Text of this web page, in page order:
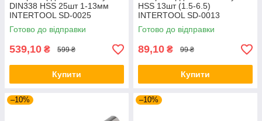
DIN338 HSS 25шт 1-13мм
INTERTOOL SD-0025
Готово до відправки
539,10 ₴ 599 ₴
Купити
HSS 13шт (1.5-6.5)
INTERTOOL SD-0013
Готово до відправки
89,10 ₴ 99 ₴
Купити
–10% –10%